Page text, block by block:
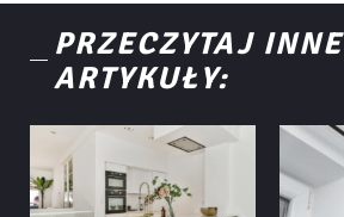
PRZECZYTAJ INNE
ARTYKUŁY: